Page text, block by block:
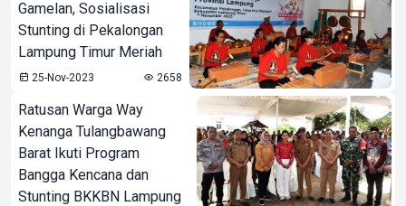
Gamelan, Sosialisasi
Stunting di Pekalongan
Lampung Timur Meriah
25-Nov-2023 2658
Ratusan Warga Way
Kenanga Tulangbawang
Barat Ikuti Program
Bangga Kencana dan
Stunting BKKBN Lampung